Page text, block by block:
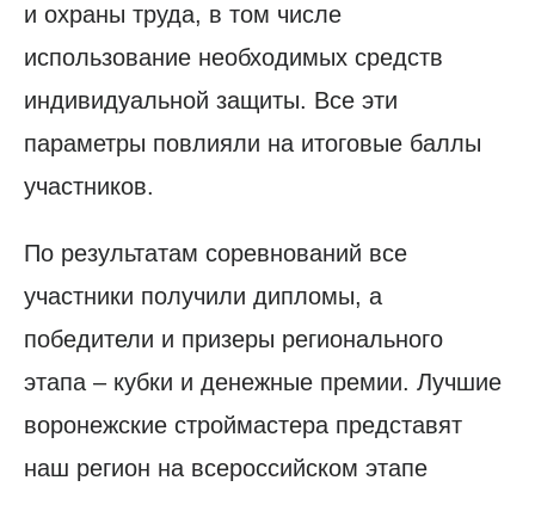
и охраны труда, в том числе
использование необходимых средств
индивидуальной защиты. Все эти
параметры повлияли на итоговые баллы
участников.
По результатам соревнований все
участники получили дипломы, а
победители и призеры регионального
этапа – кубки и денежные премии. Лучшие
воронежские строймастера представят
наш регион на всероссийском этапе